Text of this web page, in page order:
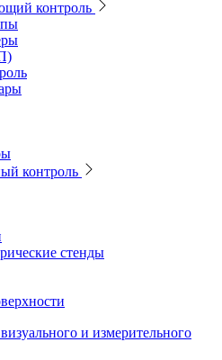
потребление кислорода
контроль